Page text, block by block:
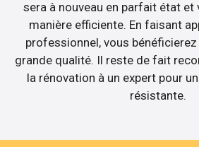
sera à nouveau en parfait état et
manière efficiente. En faisant
professionnel, vous bénéficierez
grande qualité. Il reste de fait
la rénovation à un expert pour
résistante.